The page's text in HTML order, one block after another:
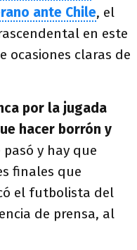
ante Chile, el
en este
ocasiones claras de
por la jugada
hacer borrón y
pasó y hay que
finales que
el futbolista del
de prensa, al